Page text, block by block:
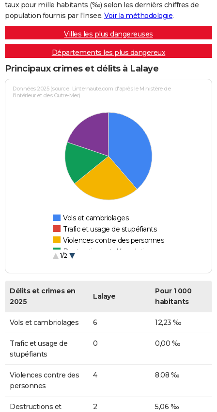
taux pour mille habitants (‰) selon les dernièrs chiffres de
population fournis par l'Insee. Voir la méthodologie.
Villes les plus dangereuses
Départements les plus dangereux
Principaux crimes et délits à Lalaye
Données 2025 (source : Linternaute.com d'après le Ministère de
l'Intérieur et des Outre-Mer)
Vols et cambriolages
Trafic et usage de stupéfiants
Violences contre des personnes
Destructions et dégradations
1/2
Délits et crimes en
2025
Lalaye
Pour 1 000
habitants
Vols et cambriolages 6 12,23 ‰
Trafic et usage de
stupéfiants
0 0,00 ‰
Violences contre des
personnes
4 8,08 ‰
Destructions et
2 5,06 ‰